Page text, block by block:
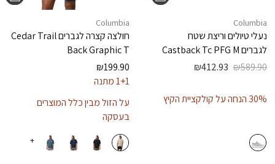
Columbia
נעלי טיולים וריצת שטח
לגבריםCastback Tc PFG M
₪589.90
₪412.93
30% הנחה על קולקציית הקיץ
Columbia
חולצה קצרה לגבריםCedar Trail
Back Graphic T
₪199.90
1+1 מתנה
על הזול מבין כלל המוצרים
בעסקה
+